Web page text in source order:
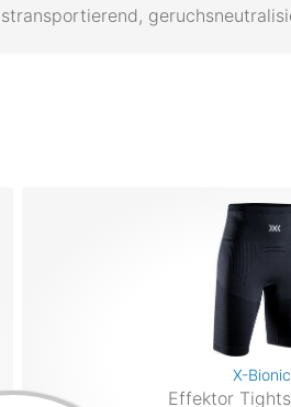
X-Bionic
Effektor